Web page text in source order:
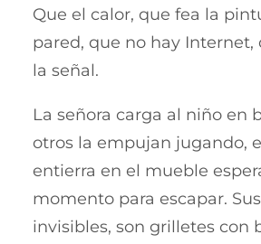
Que el calor, que fea la
pared, que no hay Internet,
la señal.
La señora carga al niño en
otros la empujan jugando,
entierra en el mueble
momento para escapar.
invisibles, son grilletes con